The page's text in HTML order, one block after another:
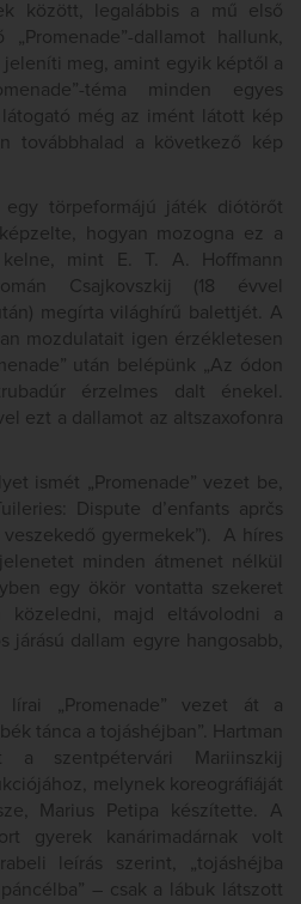
között, legalábbis a mű első
„Promenade”-dallamot hallunk,
jeleníti meg, amint egyik képtől a
téma minden egyes
még az imént látott kép
továbbhalad a következő kép
törpeformájú játék diótörőt
hogyan mozogna ez a
mint E. T. A. Hoffmann
Csajkovszkij (18 évvel
megírta világhírű balettjét. A
mozdulatait igen érzékletesen
után belépünk „Az ódon
érzelmes dalt énekel.
ezt a dallamot az altszaxofonra
ismét „Promenade” vezet be,
Dispute d’enfants aprčs
gyermekek”). A híres
minden átmenet nélkül
egy ökör vontatta szekeret
közeledni, majd eltávolodni a
járású dallam egyre hangosabb,
lírai „Promenade” vezet át a
tánca a tojáshéjban”. Hartman
a szentpétervári Mariinszkij
melynek koreográfiáját
Marius Petipa készítette. A
gyerek kanárimadárnak volt
leírás szerint, „tojáshéjba
– csak a lábuk látszott